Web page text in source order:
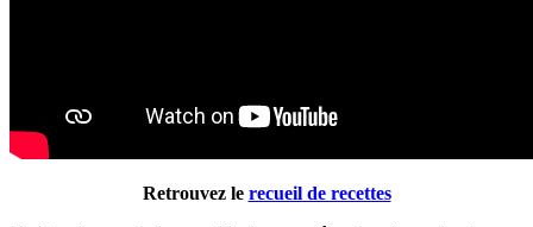
Retrouvez le recueil de recettes